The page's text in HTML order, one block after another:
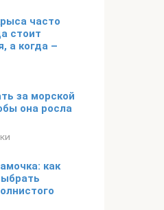
часто
стоит
а когда –
за морской
она росла
как